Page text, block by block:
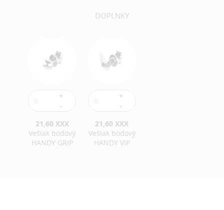
DOPLNKY
21,60 XXX
Vešiak bodový
HANDY GRIP
21,60 XXX
Vešiak bodový
HANDY VIP